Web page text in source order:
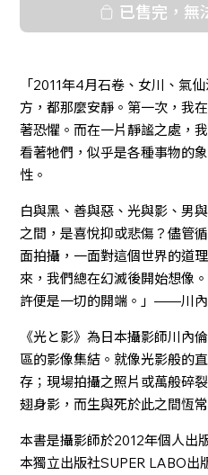
已售完，無
「2011年4月石卷、女川、氣
方，都那麼安靜。第一次，我
著恐懼。而在一片靜謐之處，
看著牠們，似乎是各種事物的
性。
白與黑、善與惡、光與影、男
之間，是喜悅抑或悲傷？儘管
面拍攝，一面對這個世界的道
來，我們總在幻滅後開始想像
許便是一切的開端。」——川
《光と影》為日本攝影師川內
區的影像集結。就像光影般的
存；現場拍攝之照片或萬般碎
翅身影，而生與死於此之間恆常
本書是攝影師於2012年個人出
本獨立出版社SUPER LABO出